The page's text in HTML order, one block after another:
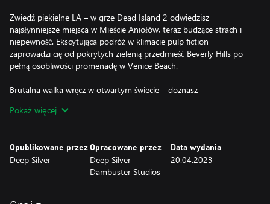
Zwiedź piekielne LA – w grze Dead Island 2 odwiedzisz
najsłynniejsze miejsca w Mieście Aniołów, teraz budzące strach i
niepewność. Ekscytująca podróż w klimacie pulp fiction
zaprowadzi cię od pokrytych zielenią przedmieść Beverly Hills po
pełną osobliwości promenadę w Venice Beach.
Brutalna walka wręcz w otwartym świecie – doznasz
zombie z perspektywy pierwszej osoby. Masz do dyspozycji
aby każdy gracz naprawdę poczuł grozę, tnąc, miażdżąc, paląc i
rozszarpując wrogów!
postaci, z których każda charakteryzuje się niepowtarzalną
Pokaż więcej
Opublikowane przez
Deep Silver
Opracowane przez
Deep Silver
Dambuster Studios
Data wydania
20.04.2023